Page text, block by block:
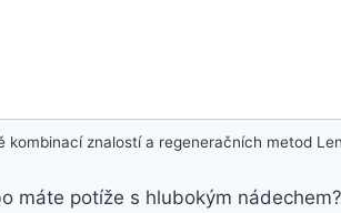
kombinací znalostí a regeneračních metod
máte potíže s hlubokým